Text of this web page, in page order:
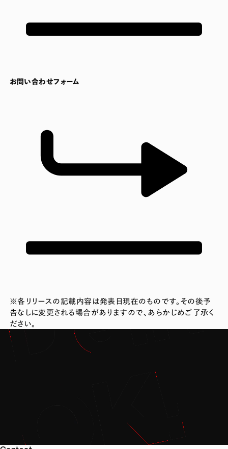
お問い合わせフォーム
※各リリースの記載内容は発表日現在のものです。その後予
告なしに変更される場合がありますので、あらかじめご了承く
ださい。